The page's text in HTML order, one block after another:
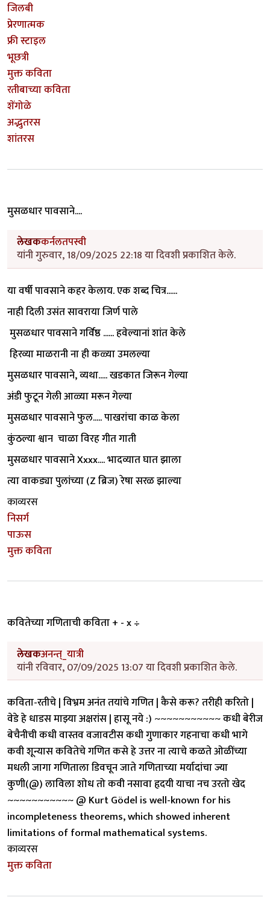
जिलबी
प्रेरणात्मक
फ्री स्टाइल
भूछत्री
मुक्त कविता
रतीबाच्या कविता
शेंगोळे
अद्भुतरस
शांतरस
मुसळधार पावसाने....
लेखककर्नलतपस्वी
यांनी गुरुवार, 18/09/2025 22:18 या दिवशी प्रकाशित केले.
या वर्षी पावसाने कहर केलाय. एक शब्द चित्र......
नाही दिली उसंत सावराया जिर्ण पाले
मुसळधार पावसाने गर्विष्ठ ...... हवेल्यानां शांत केले
हिरव्या माळरानी ना ही कळ्या उमलल्या
मुसळधार पावसाने, व्यथा..... खडकात जिरून गेल्या
अंडी फुटून गेली आळ्या मरून गेल्या
मुसळधार पावसाने फुल..... पाखरांचा काळ केला
कुंठल्या श्वान चाळा विरह गीत गाती
मुसळधार पावसाने Xxxx.... भादव्यात घात झाला
त्या वाकड्या पुलांच्या (Z ब्रिज) रेषा सरळ झाल्या
काव्यरस
निसर्ग
पाऊस
मुक्त कविता
कवितेच्या गणिताची कविता + - x ÷
लेखकअनन्त्_यात्री
यांनी रविवार, 07/09/2025 13:07 या दिवशी प्रकाशित केले.
कविता-रतीचे | विभ्रम अनंत तयांचे गणित | कैसे करू? तरीही करितो |
वेडे हे धाडस माझ्या अक्षरांस | हासू नये :) ~~~~~~~~~~~ कधी बेरीज
बेचैनीची कधी वास्तव वजावटीस कधी गुणाकार गहनाचा कधी भागे
कवी शून्यास कवितेचे गणित कसे हे उत्तर ना त्याचे कळते ओळींच्या
मधली जागा गणिताला डिवचून जाते गणिताच्या मर्यादांचा ज्या
कुणी(@) लाविला शोध तो कवी नसावा हृदयी याचा नच उरतो खेद
~~~~~~~~~~~ @ Kurt Gödel is well-known for his
incompleteness theorems, which showed inherent
limitations of formal mathematical systems.
काव्यरस
मुक्त कविता